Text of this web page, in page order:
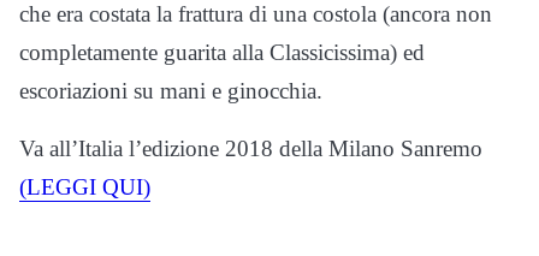
che era costata la frattura di una costola (ancora non
completamente guarita alla Classicissima) ed
escoriazioni su mani e ginocchia.
Va all’Italia l’edizione 2018 della Milano Sanremo
(LEGGI QUI)